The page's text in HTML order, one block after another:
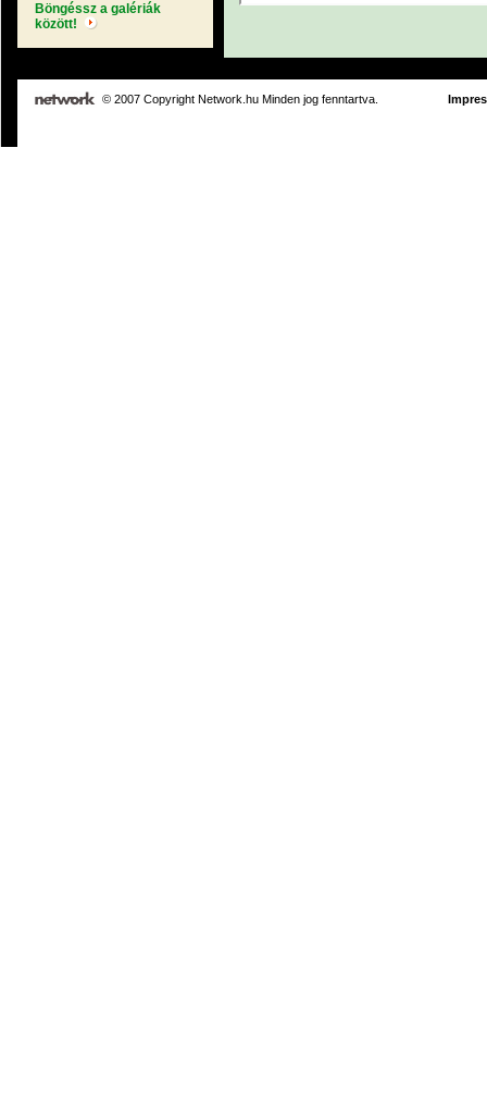
Böngéssz a galériák
között!
© 2007 Copyright Network.hu Minden jog fenntartva.